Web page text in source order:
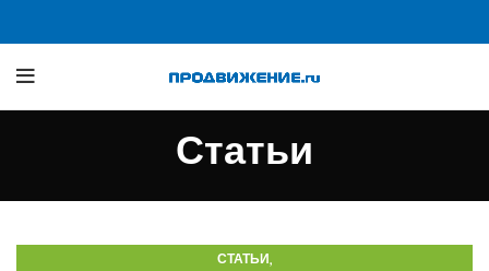
Статьи
СТАТЬИ,